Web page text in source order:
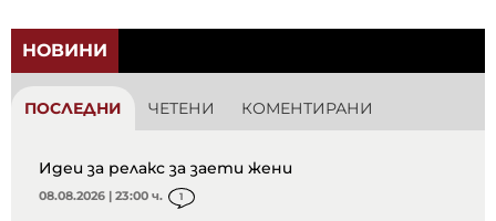
НОВИНИ
ПОСЛЕДНИ ЧЕТЕНИ КОМЕНТИРАНИ
Идеи за релакс за заети жени
08.08.2026 | 23:00 ч. 1